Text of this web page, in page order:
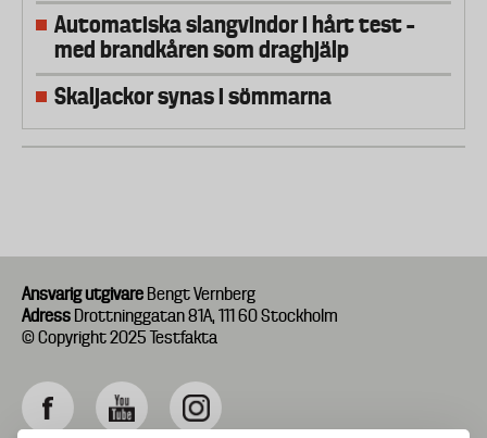
Automatiska slangvindor i hårt test –
med brandkåren som draghjälp
Skaljackor synas i sömmarna
Ansvarig utgivare Bengt Vernberg
Adress Drottninggatan 81A, 111 60 Stockholm
© Copyright 2025 Testfakta